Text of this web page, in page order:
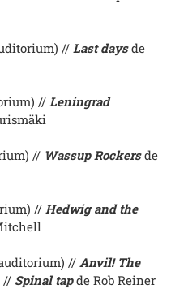
// Last daysde
// Leningrad
// Wassup Rockersde
// Hedwig and the
//Anvil! The
// Spinal tapde Rob Reiner